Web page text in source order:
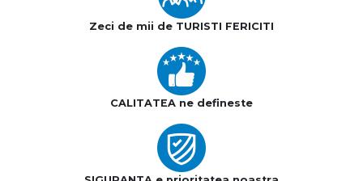
Zeci de mii de TURISTI FERICITI
CALITATEA ne defineste